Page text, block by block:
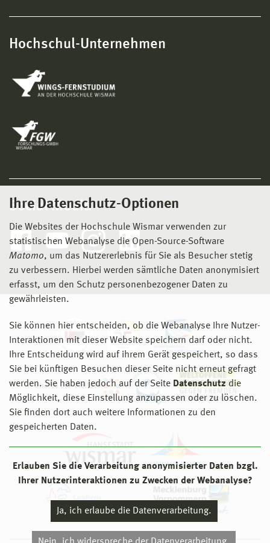
Ihre Datenschutz-Optionen
Die Websites der Hochschule Wismar verwenden zur
statistischen Webanalyse die Open-Source-Software
Matomo, um das Nutzererlebnis für Sie als Besucher stetig
zu verbessern. Hierbei werden sämtliche Daten anonymisiert
erfasst, um den Schutz personenbezogener Daten zu
gewährleisten.
Sie können hier entscheiden, ob die Webanalyse Ihre Nutzer-
Interaktionen mit dieser Website speichern darf oder nicht.
Ihre Entscheidung wird auf ihrem Gerät gespeichert, so dass
Sie bei künftigen Besuchen dieser Seite nicht erneut gefragt
werden. Sie haben jedoch auf der Seite Datenschutz die
Möglichkeit, diese Einstellung anzupassen oder zu löschen.
Sie finden dort auch weitere Informationen zu den
gespeicherten Daten.
Erlauben Sie die Verarbeitung anonymisierter Daten bzgl.
Ihrer Nutzerinteraktionen zu Zwecken der Webanalyse?
Ja, ich erlaube die Datenverarbeitung.
Hochschul-Unternehmen
Social Media